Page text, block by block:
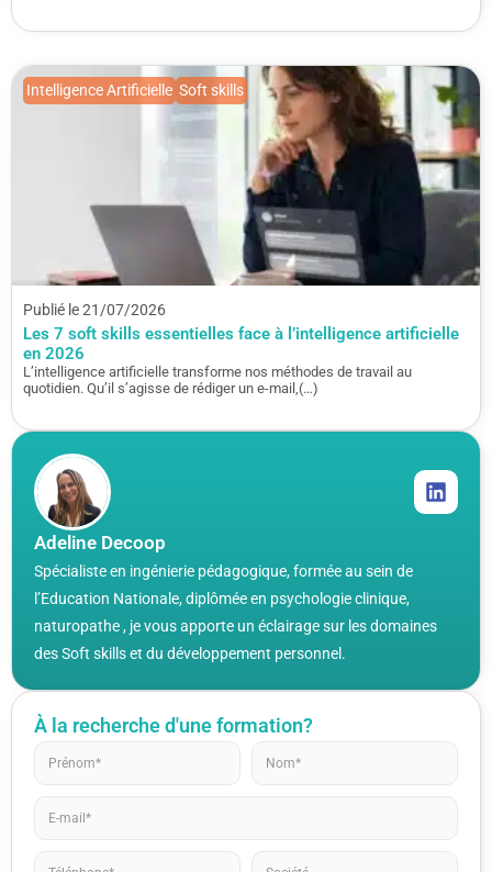
Adeline Decoop
Spécialiste en ingénierie pédagogique, formée au sein de
l’Education Nationale, diplômée en psychologie clinique,
naturopathe , je vous apporte un éclairage sur les domaines
des Soft skills et du développement personnel.
À la recherche d'une formation?
Publié le 21/07/2026
Les 7 soft skills essentielles face à l’intelligence artificielle
en 2026
L’intelligence artificielle transforme nos méthodes de travail au
quotidien. Qu’il s’agisse de rédiger un e-mail,(…)
Intelligence Artificielle Soft skills